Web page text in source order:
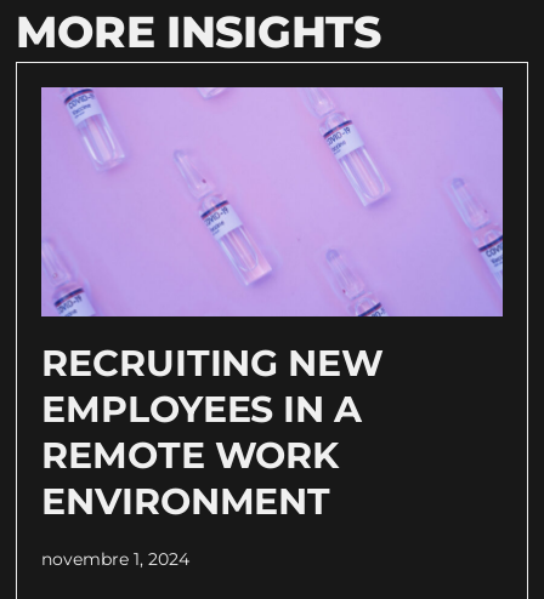
MORE INSIGHTS
RECRUITING NEW
EMPLOYEES IN A
REMOTE WORK
ENVIRONMENT
novembre 1, 2024